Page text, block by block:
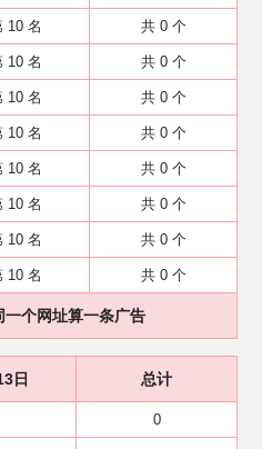
10 名 共 0 个
10 名 共 0 个
10 名 共 0 个
10 名 共 0 个
10 名 共 0 个
10 名 共 0 个
10 名 共 0 个
10 名 共 0 个
个网址算一条广告
日 总计
0